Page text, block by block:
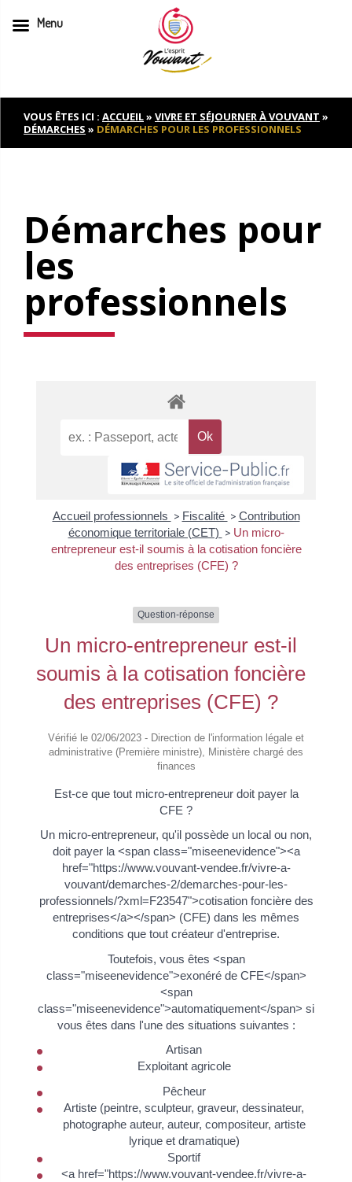
to
contentVOUS ÊTES ICI : ACCUEIL» VIVRE ET SÉJOURNER À VOUVANT »
DÉMARCHES » DÉMARCHES POUR LES PROFESSIONNELS
Démarches pour
les
professionnels
Accueil professionnels > Fiscalité > Contribution
économique territoriale (CET) > Un micro-
entrepreneur est-il soumis à la cotisation foncière
des entreprises (CFE) ?
Question-réponse
Un micro-entrepreneur est-il
soumis à la cotisation foncière
des entreprises (CFE) ?
Vérifié le 02/06/2023 - Direction de l'information légale et
administrative (Première ministre), Ministère chargé des
finances
Est-ce que tout micro-entrepreneur doit payer la
CFE ?
Un micro-entrepreneur, qu'il possède un local ou non,
doit payer la <span class="miseenevidence"><a
href="https://www.vouvant-vendee.fr/vivre-a-
vouvant/demarches-2/demarches-pour-les-
professionnels/?xml=F23547">cotisation foncière des
entreprises</a></span> (CFE) dans les mêmes
conditions que tout créateur d'entreprise.
Toutefois, vous êtes <span
class="miseenevidence">exonéré de CFE</span>
<span
class="miseenevidence">automatiquement</span> si
vous êtes dans l'une des situations suivantes :
Artisan
Exploitant agricole
Pêcheur
Artiste (peintre, sculpteur, graveur, dessinateur,
photographe auteur, auteur, compositeur, artiste
lyrique et dramatique)
Sportif
<a href="https://www.vouvant-vendee.fr/vivre-a-
Menu